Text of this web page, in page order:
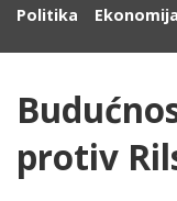
Politika Ekonomija
protiv